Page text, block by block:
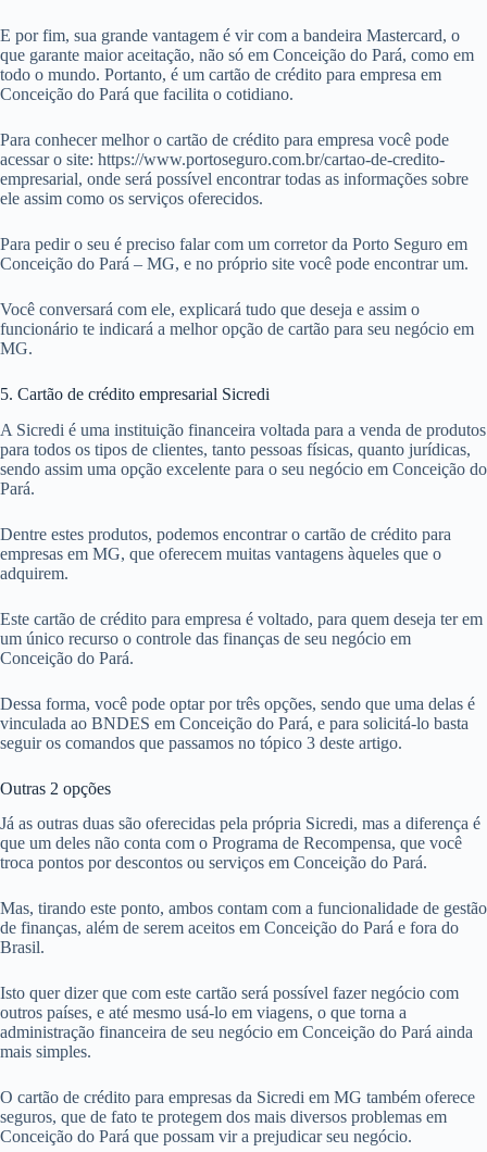
E por fim, sua grande vantagem é vir com a bandeira Mastercard, o
que garante maior aceitação, não só em Conceição do Pará, como em
todo o mundo. Portanto, é um cartão de crédito para empresa em
Conceição do Pará que facilita o cotidiano.
Para conhecer melhor o cartão de crédito para empresa você pode
acessar o site: https://www.portoseguro.com.br/cartao-de-credito-
empresarial, onde será possível encontrar todas as informações sobre
ele assim como os serviços oferecidos.
Para pedir o seu é preciso falar com um corretor da Porto Seguro em
Conceição do Pará – MG, e no próprio site você pode encontrar um.
Você conversará com ele, explicará tudo que deseja e assim o
funcionário te indicará a melhor opção de cartão para seu negócio em
MG.
5. Cartão de crédito empresarial Sicredi
A Sicredi é uma instituição financeira voltada para a venda de produtos
para todos os tipos de clientes, tanto pessoas físicas, quanto jurídicas,
sendo assim uma opção excelente para o seu negócio em Conceição do
Pará.
Dentre estes produtos, podemos encontrar o cartão de crédito para
empresas em MG, que oferecem muitas vantagens àqueles que o
adquirem.
Este cartão de crédito para empresa é voltado, para quem deseja ter em
um único recurso o controle das finanças de seu negócio em
Conceição do Pará.
Dessa forma, você pode optar por três opções, sendo que uma delas é
vinculada ao BNDES em Conceição do Pará, e para solicitá-lo basta
seguir os comandos que passamos no tópico 3 deste artigo.
Outras 2 opções
Já as outras duas são oferecidas pela própria Sicredi, mas a diferença é
que um deles não conta com o Programa de Recompensa, que você
troca pontos por descontos ou serviços em Conceição do Pará.
Mas, tirando este ponto, ambos contam com a funcionalidade de gestão
de finanças, além de serem aceitos em Conceição do Pará e fora do
Brasil.
Isto quer dizer que com este cartão será possível fazer negócio com
outros países, e até mesmo usá-lo em viagens, o que torna a
administração financeira de seu negócio em Conceição do Pará ainda
mais simples.
O cartão de crédito para empresas da Sicredi em MG também oferece
seguros, que de fato te protegem dos mais diversos problemas em
Conceição do Pará que possam vir a prejudicar seu negócio.